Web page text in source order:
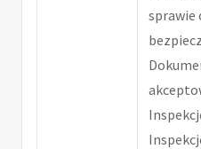
sprawie